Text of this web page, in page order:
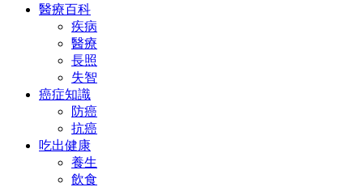
醫療百科
疾病
醫療
長照
失智
癌症知識
防癌
抗癌
吃出健康
養生
飲食